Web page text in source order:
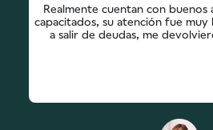
Realmente cuentan con buenos
capacitados, su atención fue muy
a salir de deudas, me